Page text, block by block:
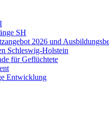
SH
2026 und
Schleswig-Holstein
für Geflüchtete
Entwicklung